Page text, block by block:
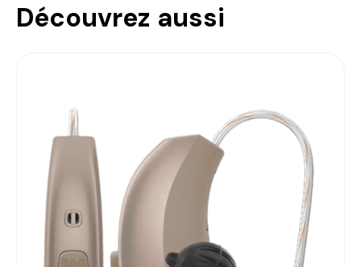
Découvrez aussi